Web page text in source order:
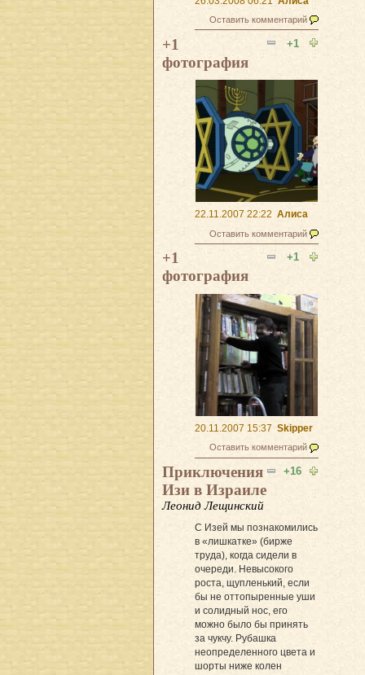
Оставить комментарий
+1
+1
фотография
22.11.2007 22:22 Алиса
Оставить комментарий
+1
+1
фотография
20.11.2007 15:37 Skipper
Оставить комментарий
+16
Приключения
Изи в Израиле
Леонид Лещинский
С Изей мы познакомились
в «лишкатке» (бирже
труда), когда сидели в
очереди. Невысокого
роста, щупленький, если
бы не оттопыренные уши
и солидный нос, его
можно было бы принять
за чукчу. Рубашка
неопределенного цвета и
шорты ниже колен